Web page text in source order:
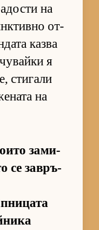
на
от­
казва
я
сти­гали
на
за­ми­
се зав­ръ­